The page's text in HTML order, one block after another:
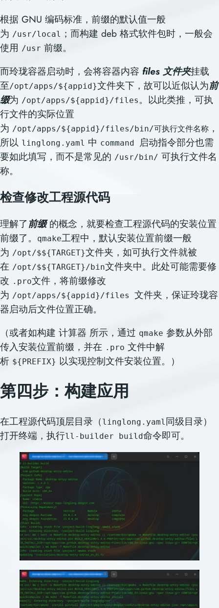
根据 GNU 编码标准，前缀的默认值一般
为 /usr/local ；而构建 deb 格式软件包时，一般会
使用 /usr 前缀。
而玲珑容器启动时，会将容器内容 files 文件夹挂载
至/opt/apps/${appid}文件夹下，故可以近似认为前
缀为 /opt/apps/${appid}/files 。以此类推，可执
行文件的实际位置
为 /opt/apps/${appid}/files/bin/可执行文件名称 ，
所以 linglong.yaml 中 command
启动指令部分也需
要如此填写，而不是常见的 /usr/bin/ 可执行文件名
称。
检查修改工程源代码
理解了前缀的概念，就要检查工程源代码的安装位置
前缀了。
qmake工程中，默认安装位置前缀一般
为 /opt/$${TARGET}文件夹，如可执行文件就被
在 /opt/$${TARGET}/bin文件夹中。此处可能需要修
改 .pro文件，将前缀修改
为 /opt/apps/${appid}/files
文件夹，保证玲珑容
器启动后文件位置正确。
（或者如构建 计算器 所示，通过 qmake 参数从外部
传入安装位置前缀，并在 .pro 文件中解
析 ${PREFIX} 以实现控制文件安装位置。）
第四步：构建应用
在工程源代码顶层目录（ linglong.yaml同级目录）
打开终端，执行ll-builder build命令即可。